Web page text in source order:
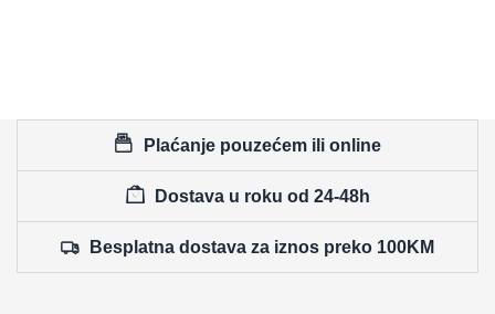
Plaćanje pouzećem ili online
Dostava u roku od 24-48h
Besplatna dostava za iznos preko 100KM